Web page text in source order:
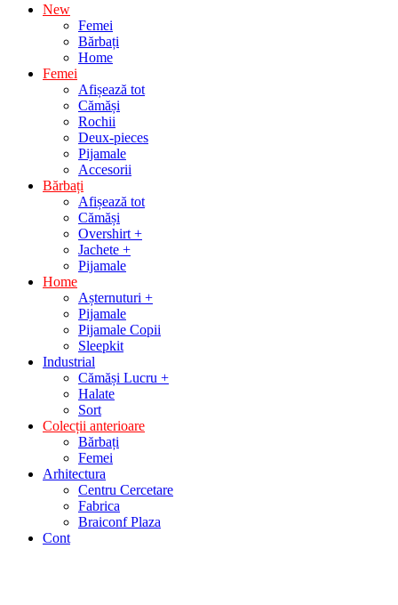
New
Femei
Bărbați
Home
Femei
Afișează tot
Cămăși
Rochii
Deux-pieces
Pijamale
Accesorii
Bărbați
Afișează tot
Cămăși
Overshirt +
Jachete +
Pijamale
Home
Așternuturi +
Pijamale
Pijamale Copii
Sleepkit
Industrial
Cămăși Lucru +
Halate
Sort
Colecții anterioare
Bărbați
Femei
Arhitectura
Centru Cercetare
Fabrica
Braiconf Plaza
Cont